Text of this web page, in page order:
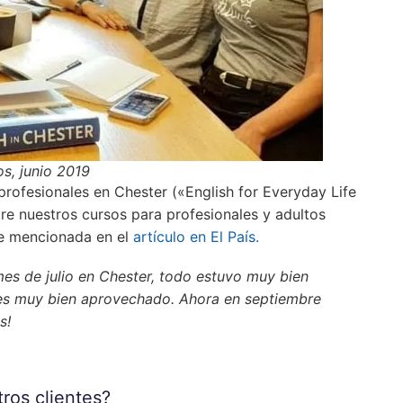
junio 2019
en Chester («English for Everyday Life
nuestros cursos para profesionales y adultos
mencionada en el artículo en El País.
de julio en Chester, todo estuvo muy bien
muy bien aprovechado. Ahora en septiembre
clientes?